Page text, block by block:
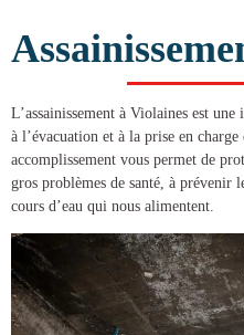
L’assainissement à Violaines est une
à l’évacuation et à la prise en charge
accomplissement vous permet de
gros problèmes de santé, à prévenir
cours d’eau qui nous alimentent.